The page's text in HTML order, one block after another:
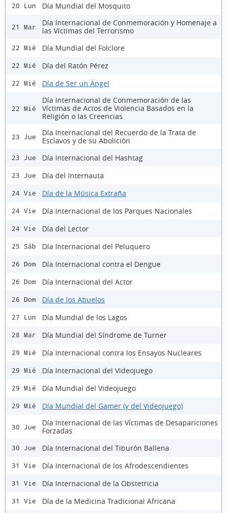
20 Lun Día Mundial del Mosquito
21 Mar
Día Internacional de Conmemoración y Homenaje a
las Víctimas del Terrorismo
22 Mié Día Mundial del Folclore
22 Mié Día del Ratón Pérez
22 Mié Día de Ser un Ángel
22 Mié
Día Internacional de Conmemoración de las
Víctimas de Actos de Violencia Basados en la
Religión o las Creencias
23 Jue
Día Internacional del Recuerdo de la Trata de
Esclavos y de su Abolición
23 Jue Día Internacional del Hashtag
23 Jue Día del Internauta
24 Vie Día de la Música Extraña
24 Vie Día Internacional de los Parques Nacionales
24 Vie Día del Lector
25 Sáb Día Internacional del Peluquero
26 Dom Día Internacional contra el Dengue
26 Dom Día Internacional del Actor
26 Dom Día de los Abuelos
27 Lun Día Mundial de los Lagos
28 Mar Día Mundial del Síndrome de Turner
29 Mié Día Internacional contra los Ensayos Nucleares
29 Mié Día Internacional del Videojuego
29 Mié Día Mundial del Videojuego
29 Mié Día Mundial del Gamer (y del Videojuego)
30 Jue
Día Internacional de las Víctimas de Desapariciones
Forzadas
30 Jue Día Internacional del Tiburón Ballena
31 Vie Día Internacional de los Afrodescendientes
31 Vie Día Internacional de la Obstetricia
31 Vie Día de la Medicina Tradicional Africana